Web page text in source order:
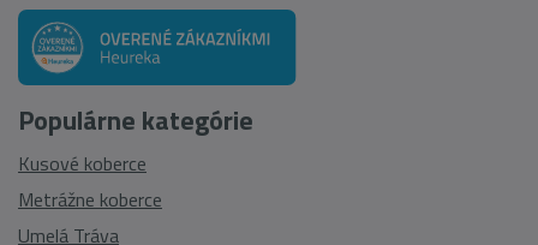
Populárne kategórie
Kusové koberce
Metrážne koberce
Umelá Tráva